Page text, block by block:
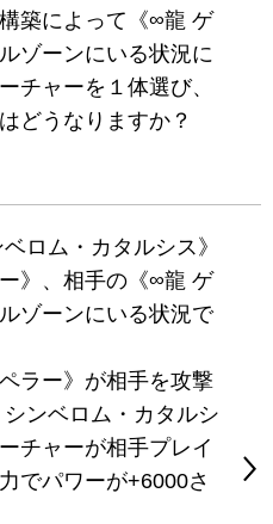
築によって《∞龍 ゲ
ゾーンにいる状況に
チャーを１体選び、
どうなりますか？
ロム・カタルシス》
》、相手の《∞龍 ゲ
ゾーンにいる状況で
ラー》が相手を攻撃
ンベロム・カタルシ
チャーが相手プレイ
でパワーが+6000さ